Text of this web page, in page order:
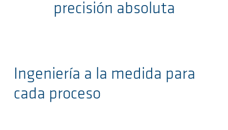
precisión absoluta
Ingeniería a la medida para
cada proceso